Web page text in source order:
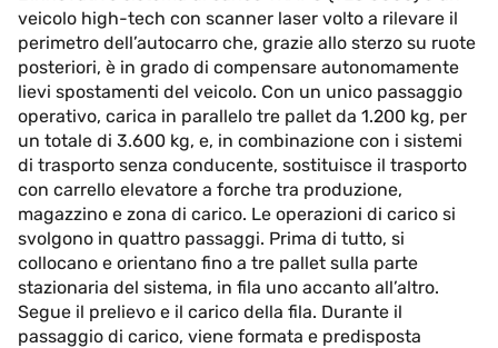
veicolo high-tech con scanner laser volto a rilevare il
perimetro dell’autocarro che, grazie allo sterzo su ruote
posteriori, è in grado di compensare autonomamente
lievi spostamenti del veicolo. Con un unico passaggio
operativo, carica in parallelo tre pallet da 1.200 kg, per
un totale di 3.600 kg, e, in combinazione con i sistemi
di trasporto senza conducente, sostituisce il trasporto
con carrello elevatore a forche tra produzione,
magazzino e zona di carico. Le operazioni di carico si
svolgono in quattro passaggi. Prima di tutto, si
collocano e orientano fino a tre pallet sulla parte
stazionaria del sistema, in fila uno accanto all’altro.
Segue il prelievo e il carico della fila. Durante il
passaggio di carico, viene formata e predisposta